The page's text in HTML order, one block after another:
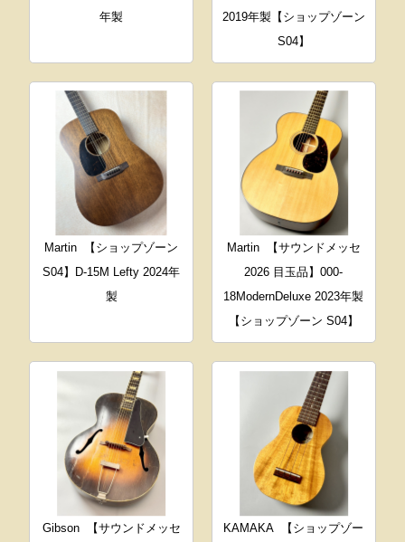
年製
2019年製【ショップゾーン
S04】
Martin
【ショップゾーン
S04】D-15M Lefty 2024年
製
Martin
【サウンドメッセ
2026 目玉品】000-
18ModernDeluxe 2023年製
【ショップゾーン S04】
Gibson
【サウンドメッセ
KAMAKA
【ショップゾー